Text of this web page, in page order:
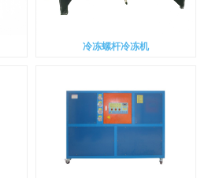
冷冻螺杆冷冻机